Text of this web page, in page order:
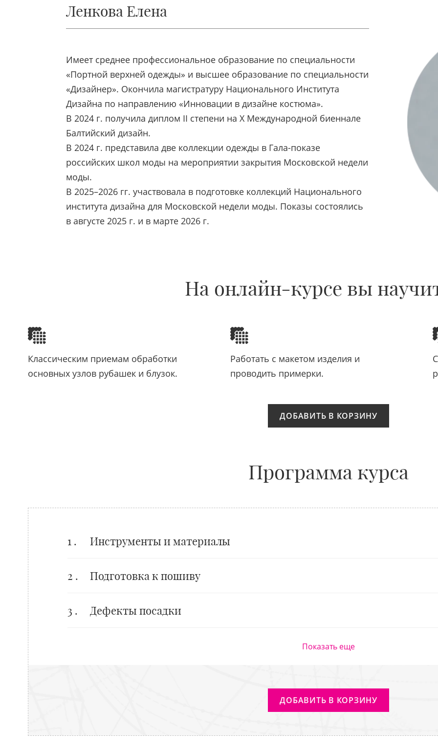
Ленкова Елена
Имеет среднее профессиональное образование по специальности
«Портной верхней одежды» и высшее образование по специальности
«Дизайнер». Окончила магистратуру Национального Института
Дизайна по направлению «Инновации в дизайне костюма».
В 2024 г. получила диплом II степени на X Международной биеннале
Балтийский дизайн.
В 2024 г. представила две коллекции одежды в Гала-показе
российских школ моды на мероприятии закрытия Московской недели
моды.
В 2025–2026 гг. участвовала в подготовке коллекций Национального
института дизайна для Московской недели моды. Показы состоялись
в августе 2025 г. и в марте 2026 г.
На онлайн-курсе вы
Классическим приемам обработки
основных узлов рубашек и блузок.
Работать с макетом изделия и
проводить примерки.
ДОБАВИТЬ В КОРЗИНУ
Программа курса
1 . Инструменты и материалы
2 . Подготовка к пошиву
3 . Дефекты посадки
Показать еще
ДОБАВИТЬ В КОРЗИНУ